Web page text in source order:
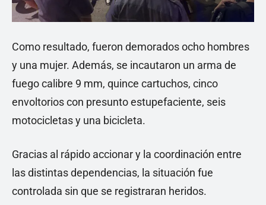
Como resultado, fueron demorados ocho hombres
y una mujer. Además, se incautaron un arma de
fuego calibre 9 mm, quince cartuchos, cinco
envoltorios con presunto estupefaciente, seis
motocicletas y una bicicleta.
Gracias al rápido accionar y la coordinación entre
las distintas dependencias, la situación fue
controlada sin que se registraran heridos.